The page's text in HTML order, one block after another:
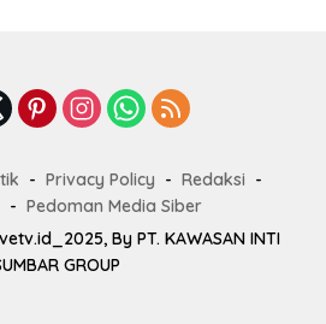
Privacy Policy
Redaksi
Pedoman Media Siber
By PT. KAWASAN INTI
GROUP